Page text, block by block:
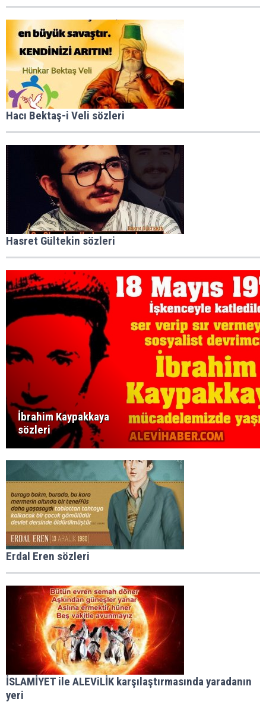
Hacı Bektaş-i Veli sözleri
Hasret Gültekin sözleri
İbrahim Kaypakkaya
sözleri
Erdal Eren sözleri
İSLAMİYET ile ALEViLİK karşılaştırmasında yaradanın
yeri